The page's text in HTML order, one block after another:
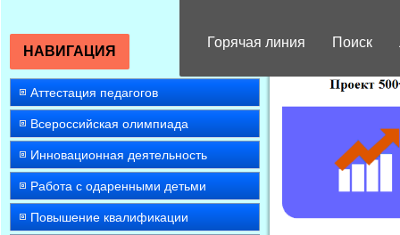
Горячая линия Поиск
НАВИГАЦИЯ
Аттестация педагогов
Всероссийская олимпиада
Инновационная деятельность
Работа с одаренными детьми
Повышение квалификации